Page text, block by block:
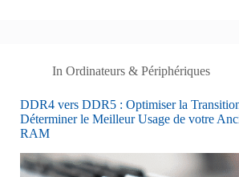
In Ordinateurs & Périphériques
DDR4 vers DDR5 : Optimiser la
Déterminer le Meilleur Usage de votre
RAM